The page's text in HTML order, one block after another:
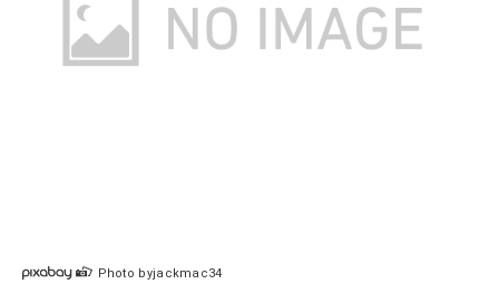
Photo byjackmac34